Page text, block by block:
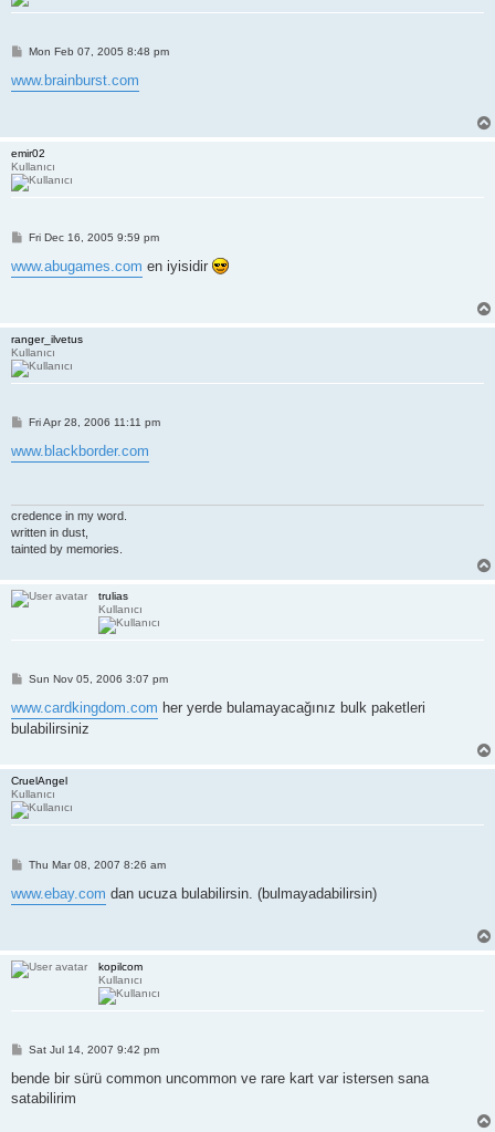
P
s
t
Mon Feb 07, 2005 8:48 pm
www.brainburst.com
emir02
Kullanıcı
P
s
t
Fri Dec 16, 2005 9:59 pm
www.abugames.com en iyisidir
ranger_ilvetus
Kullanıcı
P
s
t
Fri Apr 28, 2006 11:11 pm
www.blackborder.com
credence in my word.
written in dust,
tainted by memories.
trulias
Kullanıcı
P
s
t
Sun Nov 05, 2006 3:07 pm
www.cardkingdom.com her yerde bulamayacağınız bulk paketleri
bulabilirsiniz
CruelAngel
Kullanıcı
P
s
t
Thu Mar 08, 2007 8:26 am
www.ebay.com dan ucuza bulabilirsin. (bulmayadabilirsin)
kopilcom
Kullanıcı
P
s
Sat Jul 14, 2007 9:42 pm
bende bir sürü common uncommon ve rare kart var istersen sana
satabilirim